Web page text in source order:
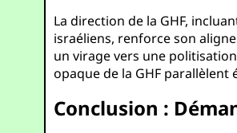
La direction de la GHF,
israéliens, renforce son
un virage vers une
opaque de la GHF
Conclusion :